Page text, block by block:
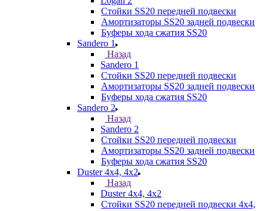
Стойки SS20 передней подвески
Амортизаторы SS20 задней подвески
Буферы хода сжатия SS20
Sandero 1
Назад
Sandero 1
Стойки SS20 передней подвески
Амортизаторы SS20 задней подвески
Буферы хода сжатия SS20
Sandero 2
Назад
Sandero 2
Стойки SS20 передней подвески
Амортизаторы SS20 задней подвески
Буферы хода сжатия SS20
Duster 4х4, 4x2
Назад
Duster 4х4, 4x2
Стойки SS20 передней подвески 4х4,